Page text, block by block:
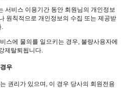
서비스 이용기간 동안 회원님의 개인정보
원칙적으로 개인정보의 수집 또는 제공받
스에 물의를 일으키는 경우, 불량사용자에
제탈퇴됩니다.
우
권리가 있으며, 이 경우 당사의 회원전용